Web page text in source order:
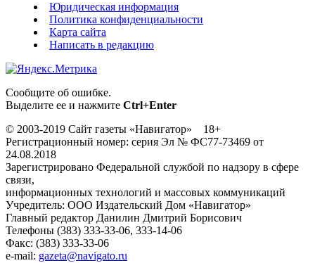
Юридическая информация
Политика конфиденциальности
Карта сайта
Написать в редакцию
Сообщите об ошибке.
Выделите ее и нажмите Ctrl+Enter
© 2003-2019 Сайт газеты «Навигатор» 18+
Регистрационный номер: серия Эл № ФС77-73469 от
24.08.2018
Зарегистрировано Федеральной службой по надзору в сфере
связи,
информационных технологий и массовых коммуникаций
Учредитель: ООО Издательский Дом «Навигатор»
Главный редактор Данилин Дмитрий Борисович
Телефоны (383) 333-33-06, 333-14-06
Факс: (383) 333-33-06
e-mail: gazeta@navigato.ru